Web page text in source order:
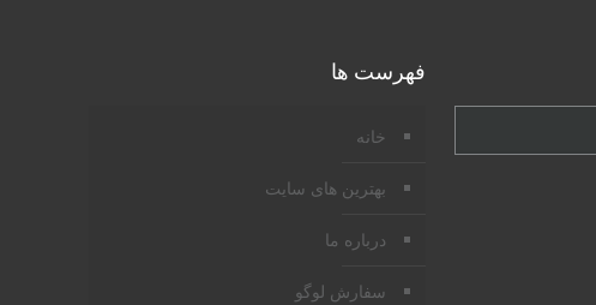
فهرست ها
خانه
بهترین های سایت
درباره ما
سفارش لوگو